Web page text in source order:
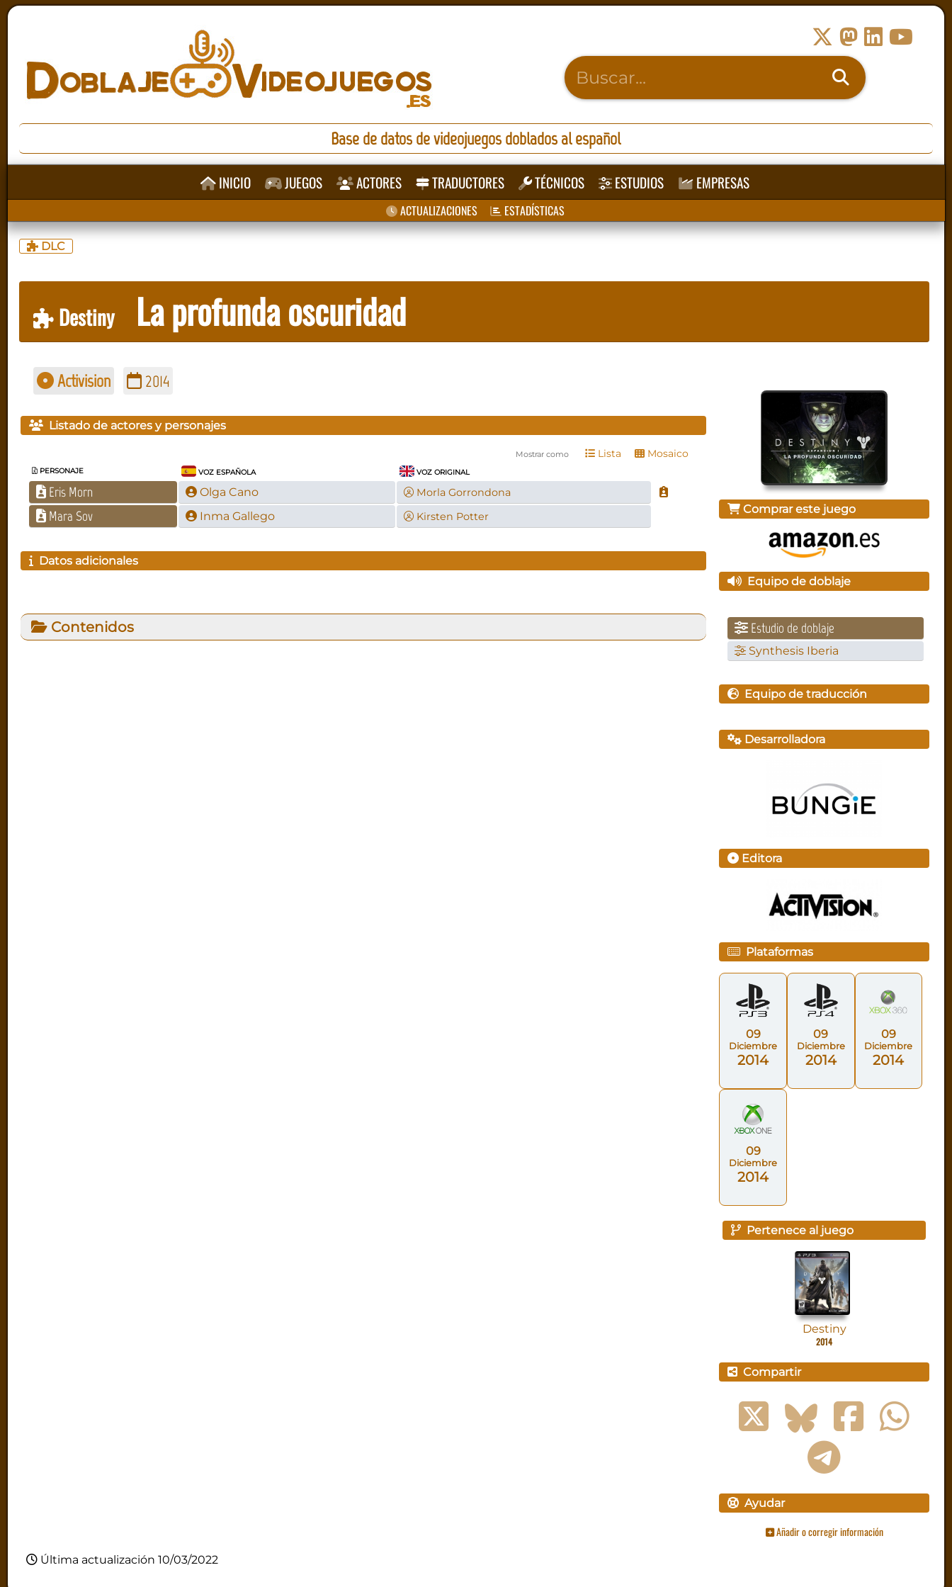
Base de datos de videojuegos doblados al español
INICIO JUEGOS ACTORES TRADUCTORES TÉCNICOS ESTUDIOS EMPRESAS
ACTUALIZACIONES ESTADÍSTICAS
DLC
Destiny La profunda oscuridad
Activision 2014
Listado de actores y personajes
Mostrar como Lista Mosaico
PERSONAJE VOZ ESPAÑOLA VOZ ORIGINAL
Eris Morn Olga Cano Morla Gorrondona
Mara Sov Inma Gallego Kirsten Potter
Datos adicionales
Contenidos
Comprar este juego
Equipo de doblaje
Estudio de doblaje
Synthesis Iberia
Equipo de traducción
Desarrolladora
Editora
Plataformas
09
Diciembre
2014
09
Diciembre
2014
09
Diciembre
2014
09
Diciembre
2014
Pertenece al juego
Destiny
2014
Compartir
Ayudar
Añadir o corregir información
Última actualización 10/03/2022